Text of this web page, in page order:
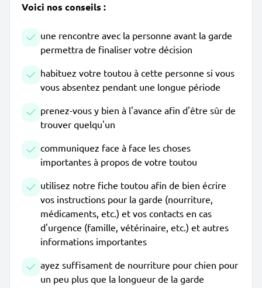
Voici nos conseils :
une rencontre avec la personne avant la garde
permettra de finaliser votre décision
habituez votre toutou à cette personne si vous
vous absentez pendant une longue période
prenez-vous y bien à l'avance afin d'être sûr de
trouver quelqu'un
communiquez face à face les choses
importantes à propos de votre toutou
utilisez notre fiche toutou afin de bien écrire
vos instructions pour la garde (nourriture,
médicaments, etc.) et vos contacts en cas
d'urgence (famille, vétérinaire, etc.) et autres
informations importantes
ayez suffisament de nourriture pour chien pour
un peu plus que la longueur de la garde